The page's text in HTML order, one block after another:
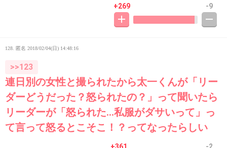
+269 -9
128. 匿名 2018/02/04(日) 14:48:16
>>123
連日別の女性と撮られたから太一くんが「リー
ダーどうだった？怒られたの？」って聞いたら
リーダーが「怒られた…私服がダサいって」っ
て言って怒るとこそこ！？ってなったらしい